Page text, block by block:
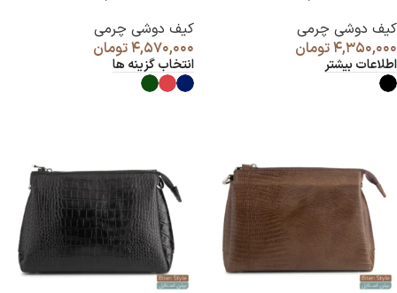
کیف دوشی چرمی
۴,۳۵۰,۰۰۰تومان
اطلاعات بیشتر
کیف دوشی چرمی
۴,۵۷۰,۰۰۰تومان
انتخاب گزینه ها